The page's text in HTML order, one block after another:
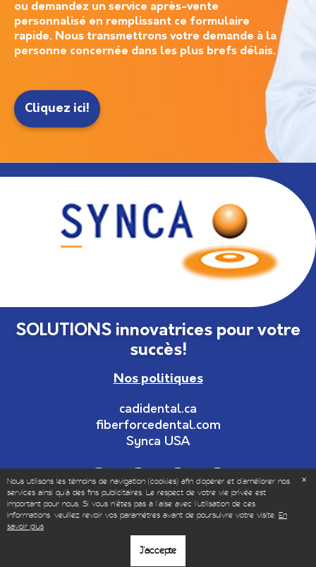
ou demandez un service après-vente
personnalisé en remplissant ce formulaire
rapide. Nous transmettrons votre demande à la
personne concernée dans les plus brefs délais.
Cliquez ici!
SOLUTIONS innovatrices pour votre
succès!
Nos politiques
cadidental.ca
fiberforcedental.com
Synca USA
© Copyrights 1999-2025 – Tous droits réservés | Vendu
uniquement aux professionnels dentaires et de la santé.
Politique de vie privée
Nous utilisons les témoins de navigation (cookies) afin d'opérer et d’améliorer nos
services ainsi qu'à des fins publicitaires. Le respect de votre vie privée est
important pour nous. Si vous n'êtes pas à l'aise avec l'utilisation de ces
informations, veuillez revoir vos paramètres avant de poursuivre votre visite. En
savoir plus
J'accepte